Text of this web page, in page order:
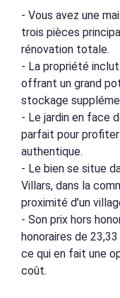
- Vous avez une
trois pièces
rénovation totale.
- La propriété
offrant un grand
stockage
- Le jardin en face
parfait pour
authentique.
- Le bien se situe
Villars, dans la
proximité d’un
- Son prix hors
honoraires de
ce qui en fait une
coût.